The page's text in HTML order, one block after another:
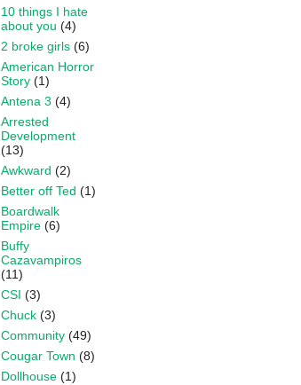
10 things I hate
about you (4)
2 broke girls (6)
American Horror
Story (1)
Antena 3 (4)
Arrested
Development
(13)
Awkward (2)
Better off Ted (1)
Boardwalk
Empire (6)
Buffy
Cazavampiros
(11)
CSI (3)
Chuck (3)
Community (49)
Cougar Town (8)
Dollhouse (1)